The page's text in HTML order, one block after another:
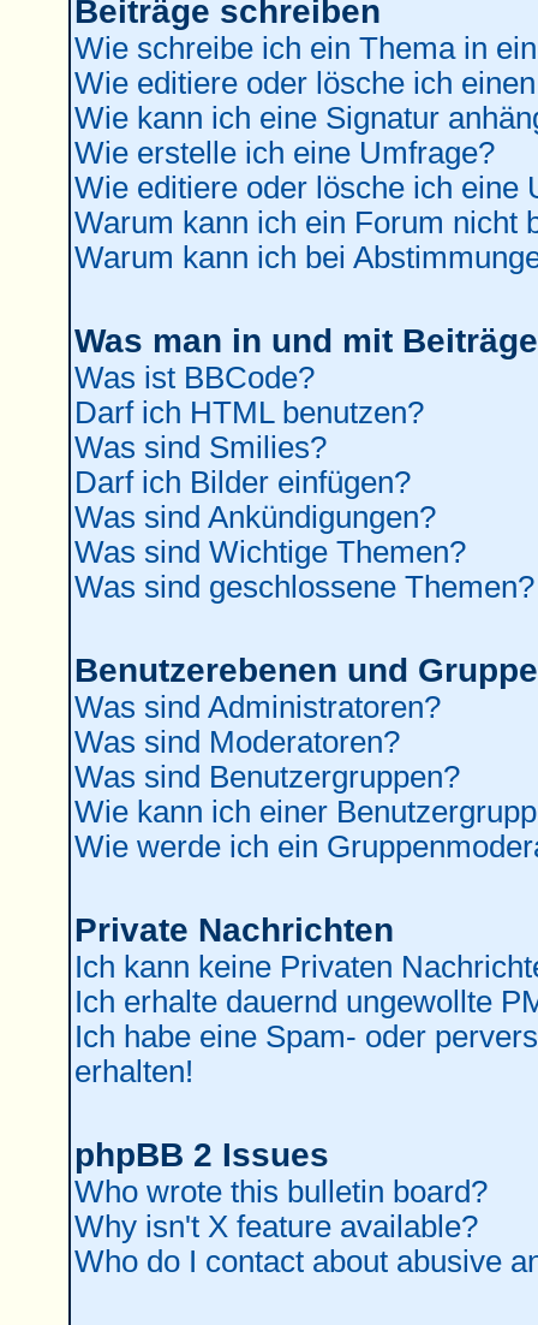
Beiträge schreiben
Wie schreibe ich ein Thema in
Wie editiere oder lösche ich
Wie kann ich eine Signatur
Wie erstelle ich eine Umfrage?
Wie editiere oder lösche ich eine
Warum kann ich ein Forum nicht
Warum kann ich bei
Was man in und mit
Was ist BBCode?
Darf ich HTML benutzen?
Was sind Smilies?
Darf ich Bilder einfügen?
Was sind Ankündigungen?
Was sind Wichtige Themen?
Was sind geschlossene Themen?
Benutzerebenen und
Was sind Administratoren?
Was sind Moderatoren?
Was sind Benutzergruppen?
Wie kann ich einer
Wie werde ich ein
Private Nachrichten
Ich kann keine Privaten
Ich erhalte dauernd ungewollte
Ich habe eine Spam- oder
erhalten!
phpBB 2 Issues
Who wrote this bulletin board?
Why isn't X feature available?
Who do I contact about abusive